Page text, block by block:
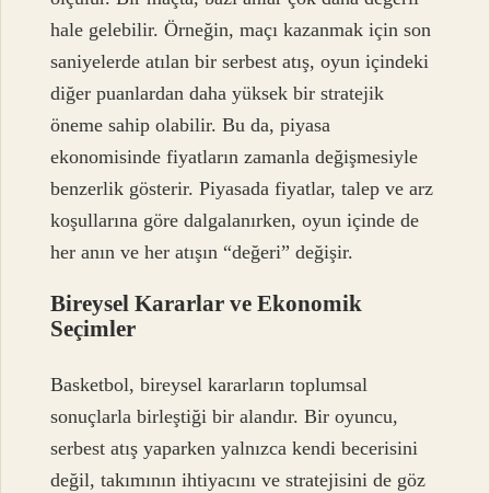
hale gelebilir. Örneğin, maçı kazanmak için son
saniyelerde atılan bir serbest atış, oyun içindeki
diğer puanlardan daha yüksek bir stratejik
öneme sahip olabilir. Bu da, piyasa
ekonomisinde fiyatların zamanla değişmesiyle
benzerlik gösterir. Piyasada fiyatlar, talep ve arz
koşullarına göre dalgalanırken, oyun içinde de
her anın ve her atışın “değeri” değişir.
Bireysel Kararlar ve Ekonomik
Seçimler
Basketbol, bireysel kararların toplumsal
sonuçlarla birleştiği bir alandır. Bir oyuncu,
serbest atış yaparken yalnızca kendi becerisini
değil, takımının ihtiyacını ve stratejisini de göz